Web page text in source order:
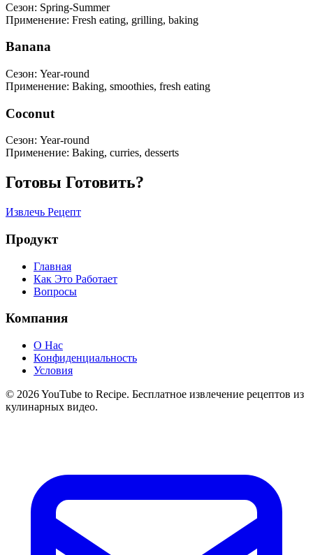
Сезон: Spring-Summer
Применение: Fresh eating, grilling, baking
Banana
Сезон: Year-round
Применение: Baking, smoothies, fresh eating
Coconut
Сезон: Year-round
Применение: Baking, curries, desserts
Готовы Готовить?
Извлечь Рецепт
Продукт
Главная
Как Это Работает
Вопросы
Компания
О Нас
Конфиденциальность
Условия
© 2026YouTube to Recipe. Бесплатное извлечение рецептов из
кулинарных видео.